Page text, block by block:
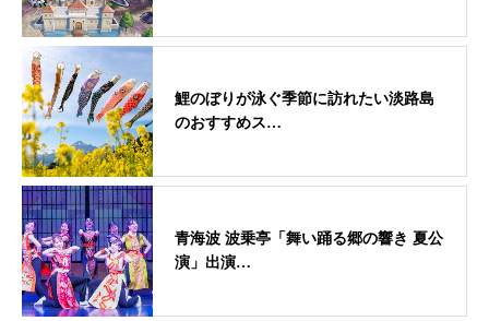
鯉のぼりが泳ぐ季節に訪れたい淡路島
のおすすめス…
青海波 波乗亭「舞い踊る郷の響き 夏公
演」出演…